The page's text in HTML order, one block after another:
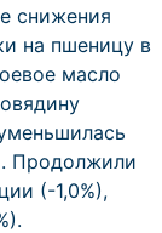
снижения
на пшеницу в
масло
Продолжили
(-1,0%),